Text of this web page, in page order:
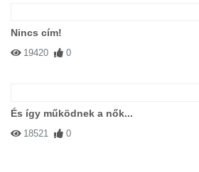
Nincs cím!
19420 0
És így működnek a nők...
18521 0